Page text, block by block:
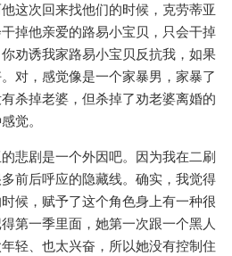
这次回来找他们的时候，克劳蒂亚
掉他亲爱的路易小宝贝，只会干掉
劝诱我家路易小宝贝反抗我，如果
对，感觉像是一个家暴男，家暴了
杀掉老婆，但杀掉了劝老婆离婚的
觉。
悲剧是一个外因吧。因为我在二刷
前后呼应的隐藏线。确实，我觉得
候，赋予了这个角色身上有一种很
第一季里面，她第一次跟一个黑人
轻、也太兴奋，所以她没有控制住